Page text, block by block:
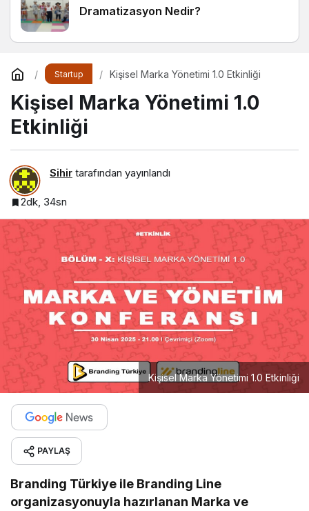
Dramatizasyon Nedir?
Startup Kişisel Marka Yönetimi 1.0 Etkinliği
Kişisel Marka Yönetimi 1.0
Etkinliği
Sihir tarafından yayınlandı
2dk, 34sn
Kişisel Marka Yönetimi 1.0 Etkinliği
PAYLAŞ
Branding Türkiye ile Branding Line
organizasyonuyla hazırlanan Marka ve